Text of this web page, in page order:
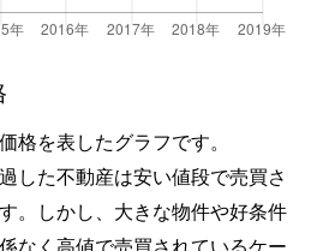
格を表したグラフです。
した不動産は安い値段で売買さ
。しかし、大きな物件や好条件
なく高値で売買されているケー